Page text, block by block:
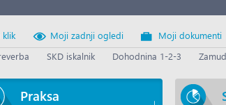
Moji zadnji ogledi Moji dokumenti
SKD iskalnik Dohodnina 1-2-3
Praksa